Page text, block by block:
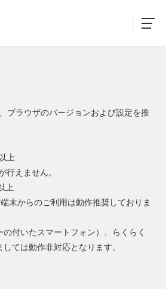
ブラウザのバージョンおよび設定を推
上
行えません。
上
末からのご利用は動作推奨しておりま
付いたスマートフォン）、らくらく
ては動作非対応となります。